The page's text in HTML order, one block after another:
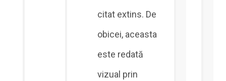
citat extins. De
obicei, aceasta
este redată
vizual prin